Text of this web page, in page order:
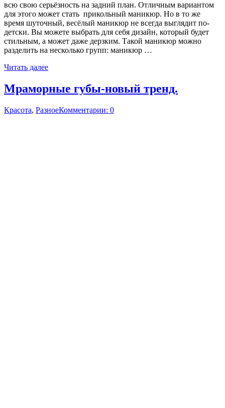
всю свою серьёзность на задний план. Отличным вариантом
для этого может стать прикольный маникюр. Но в то же
время шуточный, весёлый маникюр не всегда выглядит по-
детски. Вы можете выбрать для себя дизайн, который будет
стильным, а может даже дерзким. Такой маникюр можно
разделить на несколько групп: маникюр …
Читать далее
Мраморные губы-новый тренд.
Красота, РазноеКомментарии: 0